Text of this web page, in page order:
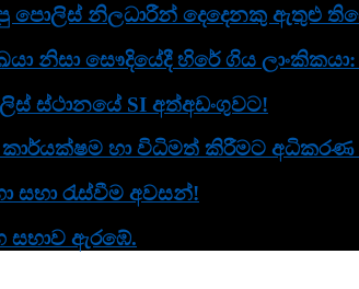
පොලිස් නිලධාරීන් දෙදෙනකු ඇතුළු
නිසා සෞදියේදී හිරේ ගිය
ස්ථානයේ SI අත්අඩංගුවට!
කාර්යක්ෂම හා විධිමත් කිරීමට
සභා රැස්වීම අවසන්!
සභාව ඇරඹේ.